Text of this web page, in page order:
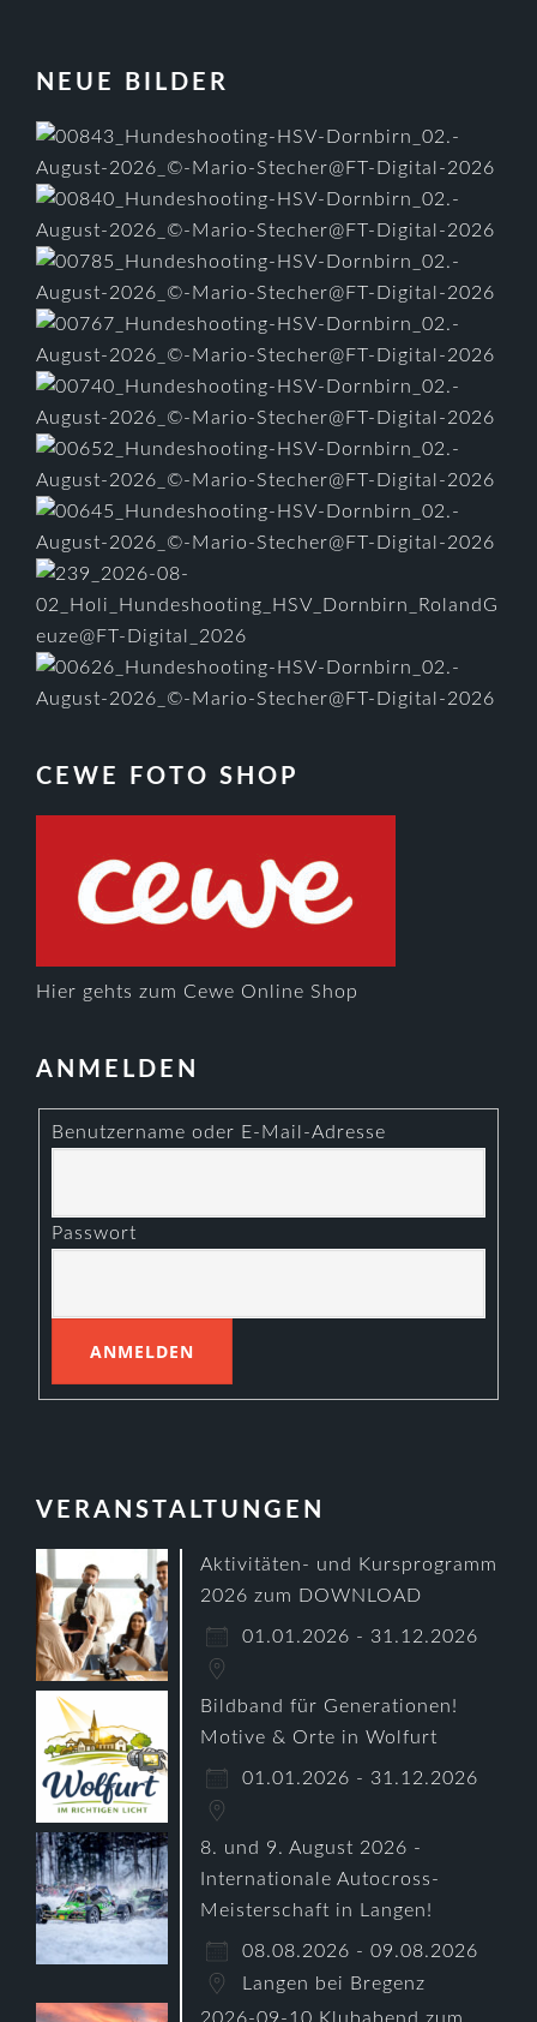
FOOTER
NEUE BILDER
CEWE FOTO SHOP
Hier gehts zum Cewe Online Shop
ANMELDEN
Benutzername oder E-Mail-Adresse
Passwort
VERANSTALTUNGEN
Aktivitäten- und Kursprogramm
2026 zum DOWNLOAD
01.01.2026 - 31.12.2026
Bildband für Generationen!
Motive & Orte in Wolfurt
01.01.2026 - 31.12.2026
8. und 9. August 2026 -
Internationale Autocross-
Meisterschaft in Langen!
08.08.2026 - 09.08.2026
Langen bei Bregenz
2026-09-10 Klubabend zum